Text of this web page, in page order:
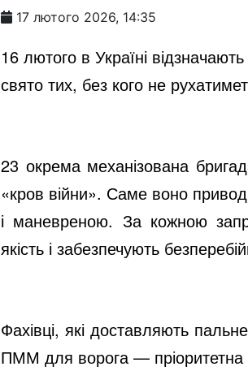
17 лютого 2026, 14:35
16 лютого в Україні
свято тих, без кого не
23 окрема механізована
«кров війни». Саме воно
і маневреною. За кожною
якість і забезпечують
Фахівці, які доставляють
ПММ для ворога — пріоритетна